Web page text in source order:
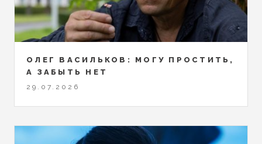
ОЛЕГ ВАСИЛЬКОВ: МОГУ ПРОСТИТЬ,
А ЗАБЫТЬ НЕТ
29.07.2026